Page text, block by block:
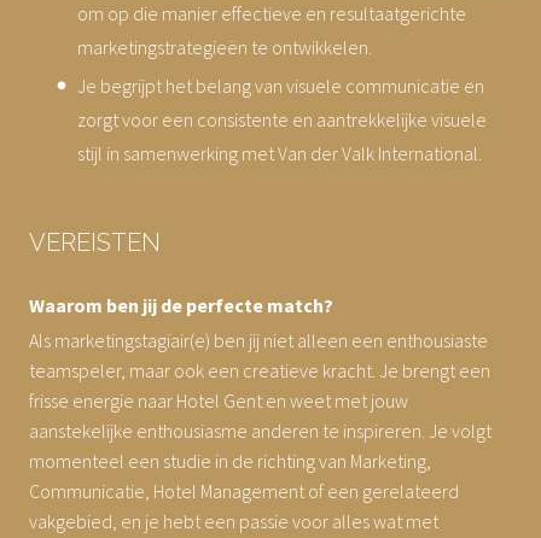
om op die manier effectieve en resultaatgerichte
marketingstrategieën te ontwikkelen.
Je begrijpt het belang van visuele communicatie en
zorgt voor een consistente en aantrekkelijke visuele
stijl in samenwerking met Van der Valk International.
VEREISTEN
Waarom ben jij de perfecte match?
Als marketingstagiair(e) ben jij niet alleen een enthousiaste
teamspeler, maar ook een creatieve kracht. Je brengt een
frisse energie naar Hotel Gent en weet met jouw
aanstekelijke enthousiasme anderen te inspireren. Je volgt
momenteel een studie in de richting van Marketing,
Communicatie, Hotel Management of een gerelateerd
vakgebied, en je hebt een passie voor alles wat met